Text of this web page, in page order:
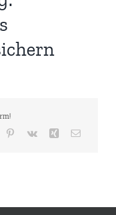
Pinterest
Vk Xing E-